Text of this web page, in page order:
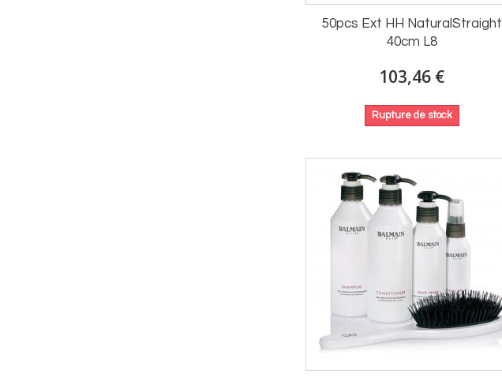
50pcs Ext HH NaturalStraight
40cm L8
103,46 €
Rupture de stock